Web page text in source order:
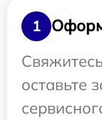
1
оставьте